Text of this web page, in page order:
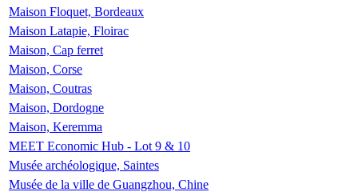
Maison Floquet, Bordeaux
Maison Latapie, Floirac
Maison, Cap ferret
Maison, Corse
Maison, Coutras
Maison, Dordogne
Maison, Keremma
MEET Economic Hub - Lot 9 & 10
Musée archéologique, Saintes
Musée de la ville de Guangzhou, Chine